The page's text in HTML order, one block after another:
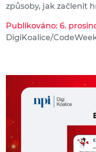
způsoby, jak začlenit
Publikováno: 6.
DigiKoalice/